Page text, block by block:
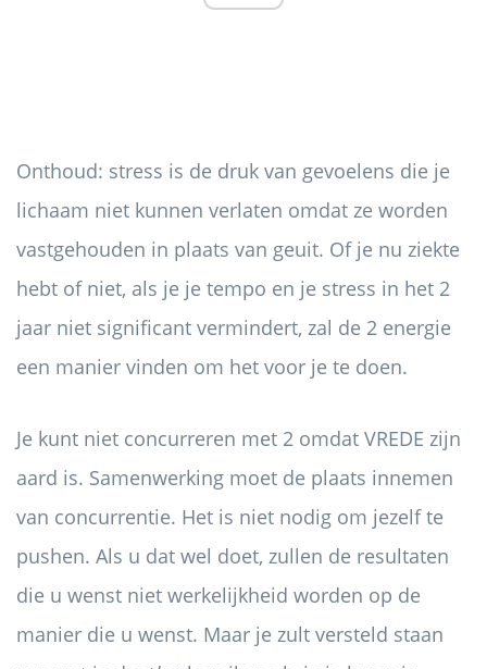
Onthoud: stress is de druk van gevoelens die je
lichaam niet kunnen verlaten omdat ze worden
vastgehouden in plaats van geuit. Of je nu ziekte
hebt of niet, als je je tempo en je stress in het 2
jaar niet significant vermindert, zal de 2 energie
een manier vinden om het voor je te doen.
Je kunt niet concurreren met 2 omdat VREDE zijn
aard is. Samenwerking moet de plaats innemen
van concurrentie. Het is niet nodig om jezelf te
pushen. Als u dat wel doet, zullen de resultaten
die u wenst niet werkelijkheid worden op de
manier die u wenst. Maar je zult versteld staan ​​